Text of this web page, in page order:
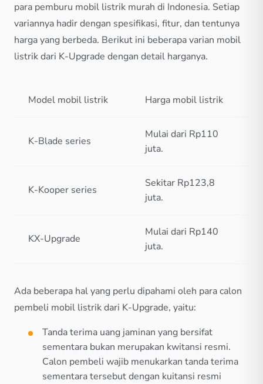
para pemburu mobil listrik murah di Indonesia. Setiap
variannya hadir dengan spesifikasi, fitur, dan tentunya
harga yang berbeda. Berikut ini beberapa varian mobil
listrik dari K-Upgrade dengan detail harganya.
Model mobil listrik Harga mobil listrik
K-Blade series
Mulai dari Rp110
juta.
K-Kooper series
Sekitar Rp123,8
juta.
KX-Upgrade
Mulai dari Rp140
juta.
Ada beberapa hal yang perlu dipahami oleh para calon
pembeli mobil listrik dari K-Upgrade, yaitu:
Tanda terima uang jaminan yang bersifat
sementara bukan merupakan kwitansi resmi.
Calon pembeli wajib menukarkan tanda terima
sementara tersebut dengan kuitansi resmi